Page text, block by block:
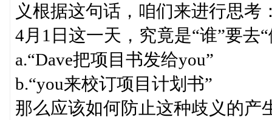
义根据这句话，咱们来进行思考
4月1日这一天，究竟是“谁”要去
a.“Dave把项目书发给you”
b.“you来校订项目计划书”
那么应该如何防止这种歧义的产